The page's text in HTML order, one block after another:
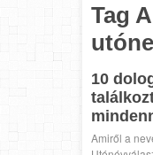
Tag
10
Amiről a